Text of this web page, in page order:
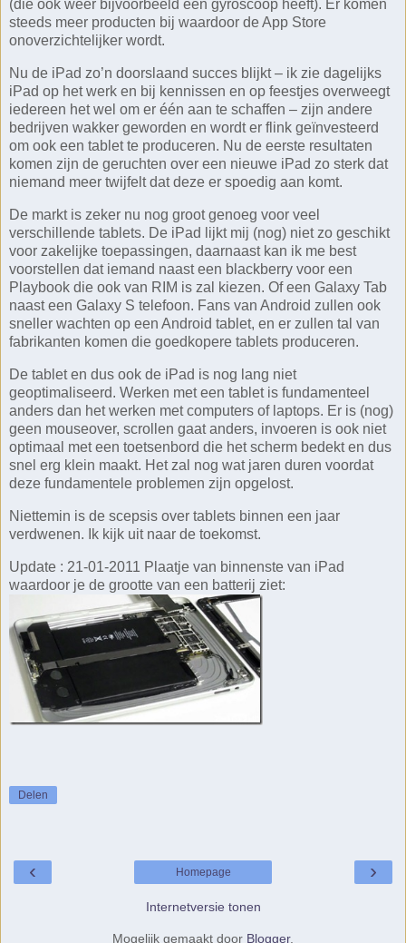
(die ook weer bijvoorbeeld een gyroscoop heeft). Er komen
steeds meer producten bij waardoor de App Store
onoverzichtelijker wordt.
Nu de iPad zo’n doorslaand succes blijkt – ik zie dagelijks
iPad op het werk en bij kennissen en op feestjes overweegt
iedereen het wel om er één aan te schaffen – zijn andere
bedrijven wakker geworden en wordt er flink geïnvesteerd
om ook een tablet te produceren. Nu de eerste resultaten
komen zijn de geruchten over een nieuwe iPad zo sterk dat
niemand meer twijfelt dat deze er spoedig aan komt.
De markt is zeker nu nog groot genoeg voor veel
verschillende tablets. De iPad lijkt mij (nog) niet zo geschikt
voor zakelijke toepassingen, daarnaast kan ik me best
voorstellen dat iemand naast een blackberry voor een
Playbook die ook van RIM is zal kiezen. Of een Galaxy Tab
naast een Galaxy S telefoon. Fans van Android zullen ook
sneller wachten op een Android tablet, en er zullen tal van
fabrikanten komen die goedkopere tablets produceren.
De tablet en dus ook de iPad is nog lang niet
geoptimaliseerd. Werken met een tablet is fundamenteel
anders dan het werken met computers of laptops. Er is (nog)
geen mouseover, scrollen gaat anders, invoeren is ook niet
optimaal met een toetsenbord die het scherm bedekt en dus
snel erg klein maakt. Het zal nog wat jaren duren voordat
deze fundamentele problemen zijn opgelost.
Niettemin is de scepsis over tablets binnen een jaar
verdwenen. Ik kijk uit naar de toekomst.
Update : 21-01-2011 Plaatje van binnenste van iPad
waardoor je de grootte van een batterij ziet:
Delen
‹ ›
Homepage
Internetversie tonen
Mogelijk gemaakt door Blogger.